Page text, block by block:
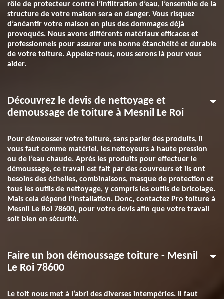
rôle de protecteur contre l’infiltration d’eau, l’ensemble de la
structure de votre maison sera en danger. Vous risquez
d’anéantir votre maison en plus des dommages déjà
provoqués. Nous avons différents matériaux efficaces et
professionnels pour assurer une bonne étanchéité et durable
de votre toiture. Appelez-nous, nous serons là pour vous
aider.
Découvrez le devis de nettoyage et
demoussage de toiture à Mesnil Le Roi
Pour démousser votre toiture, sans parler des produits, il
vous faut comme matériel, les nettoyeurs à haute pression
ou de l’eau chaude. Après les produits pour effectuer le
démoussage, ce travail est fait par des couvreurs et ils ont
besoins des échelles, combinaisons, masque de protection et
tous les outils de nettoyage, y compris les outils de bricolage.
Mais cela dépend l’installation. Donc, contactez Pro toiture à
Mesnil Le Roi 78600, pour votre devis afin que votre travail
soit bien en sécurité.
Faire un bon démoussage toiture - Mesnil
Le Roi 78600
Le toit nous met à l’abri des diverses intempéries. Il faut